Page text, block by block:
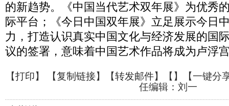
的新趋势。《中国当代艺术双年展》为优秀
际平台；《今日中国双年展》立足展示今日
力，打造认识真实中国文化与经济发展的国
议的签署，意味着中国艺术作品将成为卢浮
【打印】 【复制链接】【转发邮件】【 】
【一键分
任编辑：刘一